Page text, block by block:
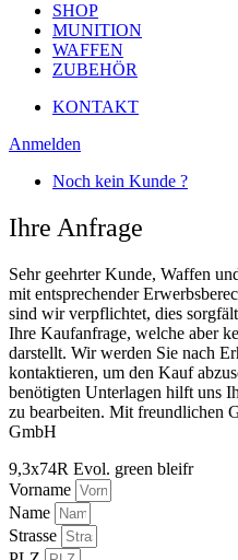
SHOP
MUNITION
WAFFEN
ZUBEHÖR
KONTAKT
Anmelden
Noch kein Kunde ?
Ihre Anfrage
Sehr geehrter Kunde, Waffen
mit entsprechender
sind wir verpflichtet, dies
Ihre Kaufanfrage, welche aber
darstellt. Wir werden Sie nach
kontaktieren, um den Kauf
benötigten Unterlagen hilft uns
zu bearbeiten. Mit freundlichen
GmbH
9,3x74R Evol. green bleifr
Vorname
Name
Strasse